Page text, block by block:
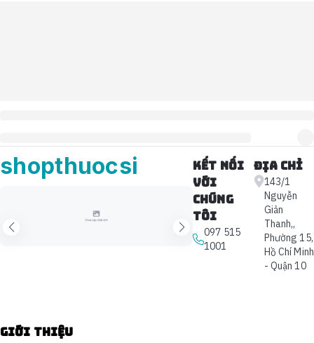
shopthuocsi
Kết nối
với
chúng
tôi
097 515
1001
Địa chỉ
143/1
Nguyễn
Giản
Thanh,,
Phường 15,
Hồ Chí Minh
- Quận 10
Giới thiệu